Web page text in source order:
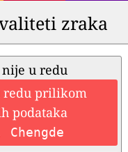
zraka
u redu
redu prilikom
podataka